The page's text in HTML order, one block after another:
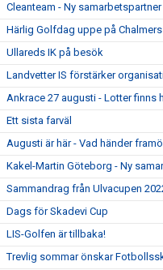
Cleanteam - Ny samarbetspartner
Härlig Golfdag uppe på Chalmers
Ullareds IK på besök
Landvetter IS förstärker
Ankrace 27 augusti - Lotter finns
Ett sista farväl
Augusti är här - Vad händer
Kakel-Martin Göteborg - Ny
Sammandrag från Ulvacupen
Dags för Skadevi Cup
LIS-Golfen är tillbaka!
Trevlig sommar önskar